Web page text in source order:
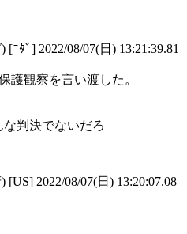
ﾀﾞ] 2022/08/07(日) 13:21:39.81
護観察を言い渡した。
判決でないだろ
2022/08/07(日) 13:20:07.08